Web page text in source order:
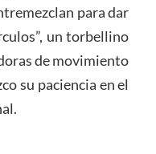
para dar
un torbellino
de movimiento
su paciencia en el